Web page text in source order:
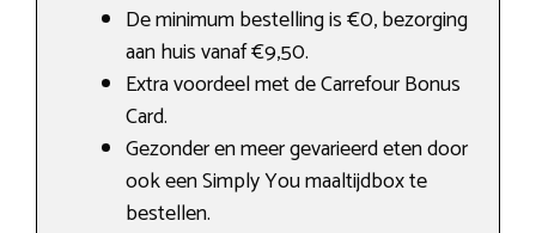
De minimum bestelling is €0, bezorging
aan huis vanaf €9,50.
Extra voordeel met de Carrefour Bonus
Card.
Gezonder en meer gevarieerd eten door
ook een Simply You maaltijdbox te
bestellen.